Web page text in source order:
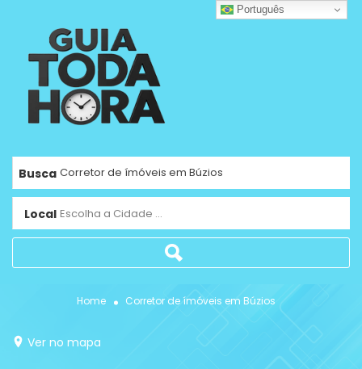
Busca
Local Escolha a Cidade ...
Home Corretor de ímóveis em Búzios
Ver no mapa
Português